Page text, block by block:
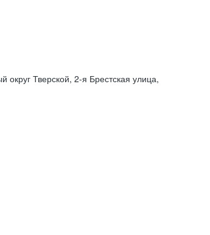
Тверской, 2-я Брестская улица,